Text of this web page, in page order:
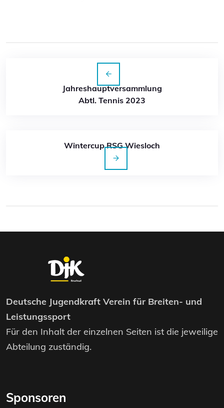
Jahreshauptversammlung
Abtl. Tennis 2023
Wintercup RSG Wiesloch
Deutsche Jugendkraft Verein für Breiten- und
Leistungssport
Für den Inhalt der einzelnen Seiten ist die jeweilige
Abteilung zuständig.
Sponsoren